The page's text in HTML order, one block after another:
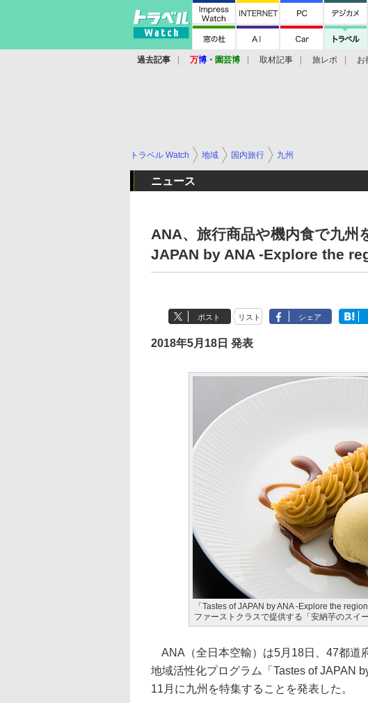
過去記事 万博 ・ 園芸博 取材記事 旅レポ お
トラベル Watch 地域 国内旅行 九州
ニュース
ANA、旅行商品や機内食で九州
JAPAN by ANA -Explore the
ポスト リスト シェア
2018年5月18日 発表
「Tastes of JAPAN by ANA -Explore the
ファーストクラスで提供する「安納芋のスイー
ANA（全日本空輸）は5月18日、47都道
地域活性化プログラム「Tastes of JAPAN
11月に九州を特集することを発表した。